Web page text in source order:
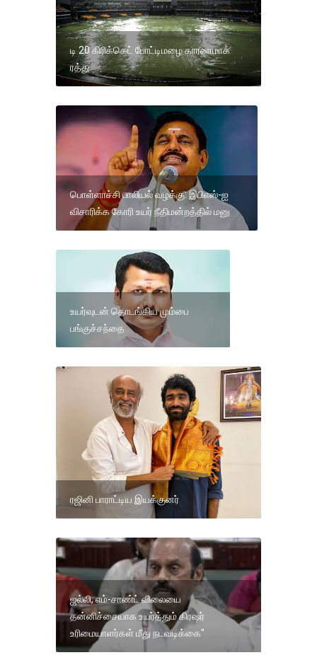
டி 20 கிரிக்கெட் போட்டிமழை காரணமாக
ரத்து
பொள்ளாச்சி பாலியல் வழக்கு: இபிஎஸ்-ஐ
விசாரிக்க கோரி உயர் நீதிமன்றத்தில் மனு
உயர்வுடன் தொடங்கிய மும்பை
பங்குச்சந்தை
ரஜினி பாராட்டிய இயக்குனர்
ஜல்லி, எம்-சாண்ட் விலையை
தன்னிச்சையாக உயர்த்தும் கிரஷர்
உரிமையாளர்கள் மீது நடவடிக்கை"